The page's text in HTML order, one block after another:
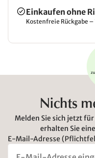
Einkaufen ohne
Kostenfreie Rückgabe
Nichts
Melden Sie sich jetzt
erhalten Sie
E-Mail-Adresse